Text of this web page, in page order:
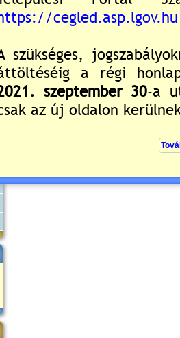
Értékelés: 5 /1
Még nincsenek hozzászólások
Új hozzászólás: